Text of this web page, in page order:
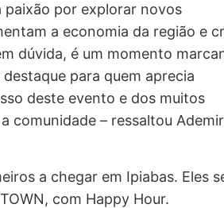
paixão por explorar novos
a economia da região e
dúvida, é um momento
para quem aprecia
deste evento e dos muitos
comunidade – ressaltou Ademir
a chegar em Ipiabas. Eles
com Happy Hour.